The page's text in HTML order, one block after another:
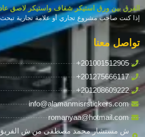
الفرق بين ورق استيكر شفاف واستيكر لاصق
إذا كنت صاحب مشروع تجاري أو علامة تجارية
تواصل معنا
+201001512905
+201275666117
+201208609222
info@alamanmisrstickers.com
romanyaa@hotmail.com
ش مستشار محمد مصطفى من ش